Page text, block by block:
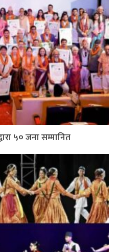
५० जना सम्मानित